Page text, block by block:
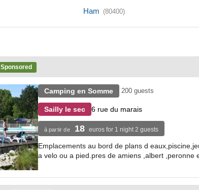
Ham (80400)
Sponsored
Camping en Somme 200 guests
Sailly le sec 6 rue du marais
à partir de 18 euros for 1 night 2 guests
Emplacements au bord de plans d
a velo ou a pied.pres de amiens ,albert ,peronne